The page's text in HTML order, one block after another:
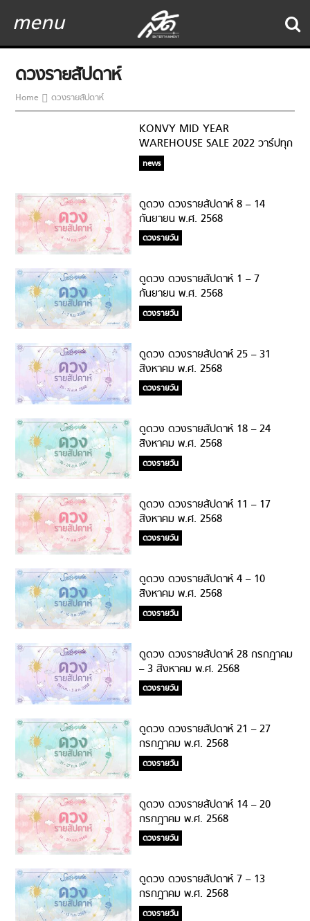
menu
ดวงรายสัปดาห์
Home ดวงรายสัปดาห์
KONVY MID YEAR
WAREHOUSE SALE 2022 วาร์ปทุก
Warehouse ช้อปมันส์ทุกโปร ลด
สูงสุด 90%
news
ดูดวง ดวงรายสัปดาห์ 8 – 14
กันยายน พ.ศ. 2568
ดวงรายวัน
ดูดวง ดวงรายสัปดาห์ 1 – 7
กันยายน พ.ศ. 2568
ดวงรายวัน
ดูดวง ดวงรายสัปดาห์ 25 – 31
สิงหาคม พ.ศ. 2568
ดวงรายวัน
ดูดวง ดวงรายสัปดาห์ 18 – 24
สิงหาคม พ.ศ. 2568
ดวงรายวัน
ดูดวง ดวงรายสัปดาห์ 11 – 17
สิงหาคม พ.ศ. 2568
ดวงรายวัน
ดูดวง ดวงรายสัปดาห์ 4 – 10
สิงหาคม พ.ศ. 2568
ดวงรายวัน
ดูดวง ดวงรายสัปดาห์ 28 กรกฎาคม
– 3 สิงหาคม พ.ศ. 2568
ดวงรายวัน
ดูดวง ดวงรายสัปดาห์ 21 – 27
กรกฎาคม พ.ศ. 2568
ดวงรายวัน
ดูดวง ดวงรายสัปดาห์ 14 – 20
กรกฎาคม พ.ศ. 2568
ดวงรายวัน
ดูดวง ดวงรายสัปดาห์ 7 – 13
กรกฎาคม พ.ศ. 2568
ดวงรายวัน